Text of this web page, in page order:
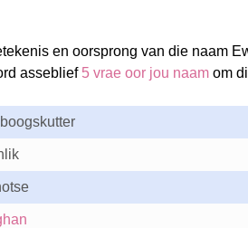
en oorsprong van die naam
asseblief 5 vrae oor jou naamom